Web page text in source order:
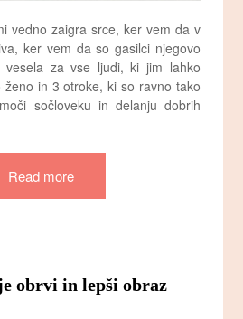
vedno zaigra srce, ker vem da v
ker vem da so gasilci njegovo
za vse ljudi, ki jim lahko
in 3 otroke, ki so ravno tako
sočloveku in delanju dobrih
Read more
obrvi in lepši obraz